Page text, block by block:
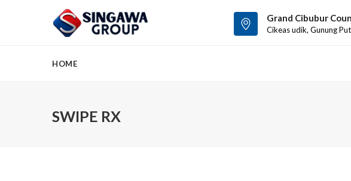
Grand Cibubur
Cikeas udik, Gunung
HOME
SWIPE RX